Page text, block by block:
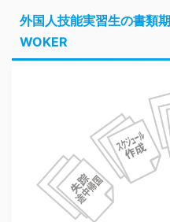
外国人技能実習生の書類
WOKER